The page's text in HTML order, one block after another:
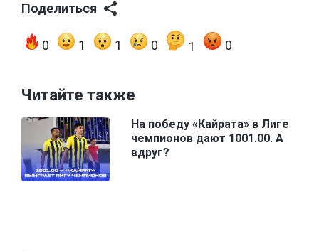
Поделиться
0 1 1 0 1 0
Читайте также
На победу «Кайрата» в Лиге
чемпионов дают 1001.00. А
вдруг?